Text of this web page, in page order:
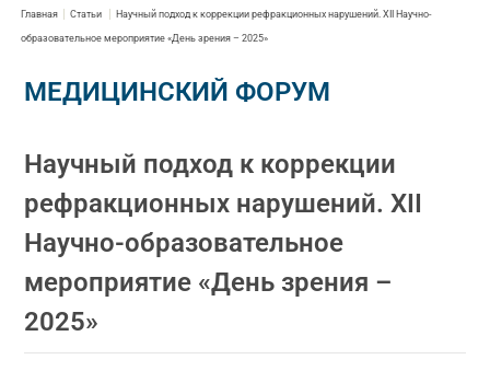
Главная Статьи Научный подход к коррекции рефракционных нарушений. XII Научно-
образовательное мероприятие «День зрения – 2025»
МЕДИЦИНСКИЙ ФОРУМ
Научный подход к коррекции
рефракционных нарушений. XII
Научно-образовательное
мероприятие «День зрения –
2025»